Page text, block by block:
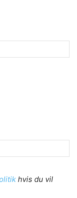
hvis du vil